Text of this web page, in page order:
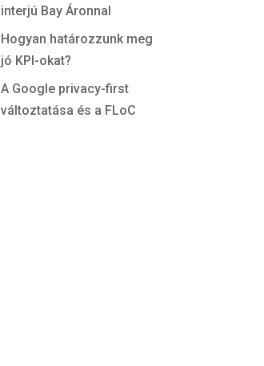
interjú Bay Áronnal
Hogyan határozzunk meg
jó KPI-okat?
A Google privacy-first
változtatása és a FLoC